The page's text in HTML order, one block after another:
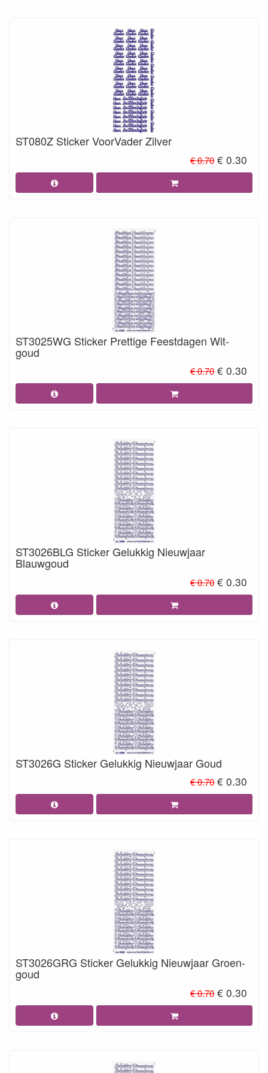
ST080Z Sticker VoorVader Zilver
€ 0.70 € 0.30
ST3025WG Sticker Prettige Feestdagen Wit-
goud
€ 0.70 € 0.30
ST3026BLG Sticker Gelukkig Nieuwjaar
Blauwgoud
€ 0.70 € 0.30
ST3026G Sticker Gelukkig Nieuwjaar Goud
€ 0.70 € 0.30
ST3026GRG Sticker Gelukkig Nieuwjaar Groen-
goud
€ 0.70 € 0.30